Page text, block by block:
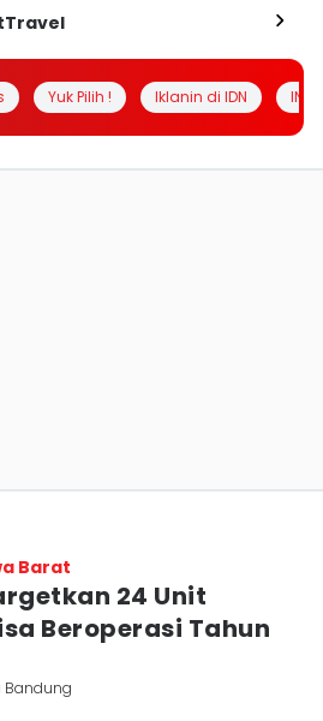
Travel
Yuk Pilih ! Iklanin di IDN
Barat
24 Unit
Beroperasi Tahun
Bandung